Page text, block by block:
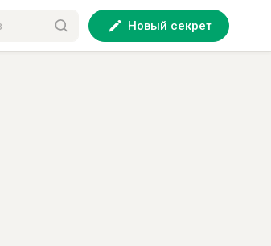
Новый секрет